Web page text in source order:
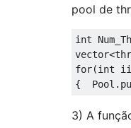
pool de
int
vector
for(int ii
{
Pool .
3) A